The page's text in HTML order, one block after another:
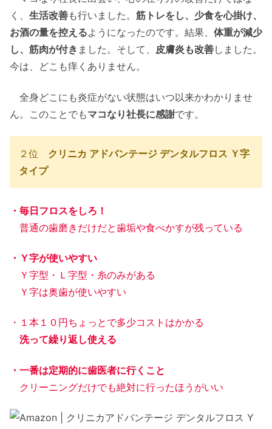
く、 生活改善も行いました。 筋トレをし、少食を心掛け、
お酒の量を控えるようになったのです。結果、 体重が減少
し、筋肉が付き ました。そして、 皮膚炎も改善しました。
今は、どこも痒くありません。
全身どこにも炎症がない状態はいつ以来かわかりませ
ん。このことでもマコなり社長に感謝です。
２位 クリニカ アドバンテージ デンタルフロス Ｙ字
タイプ
・毎日フロスをしろ！
普通の歯磨きだけだと歯垢や食べかすが残っている
・Ｙ字が使いやすい
Ｙ字型・Ｌ字型・糸のみがある
Ｙ字は奥歯が使いやすい
・１本１０円ちょっとで多少コストはかかる
洗って繰り返し使える
・一番は定期的に歯医者に行くこと
クリーニングだけでも絶対に行ったほうがいい